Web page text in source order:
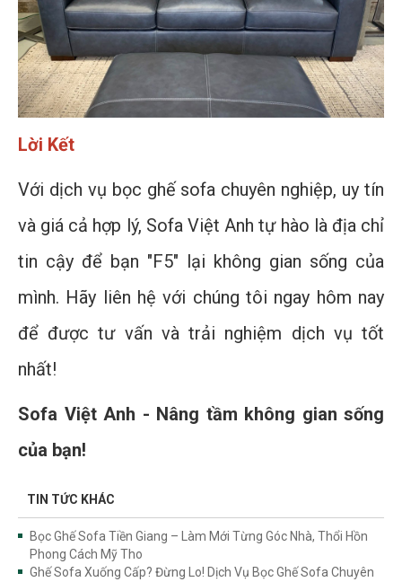
Lời Kết
Với dịch vụ bọc ghế sofa chuyên nghiệp, uy tín
và giá cả hợp lý, Sofa Việt Anh tự hào là địa chỉ
tin cậy để bạn "F5" lại không gian sống của
mình. Hãy liên hệ với chúng tôi ngay hôm nay
để được tư vấn và trải nghiệm dịch vụ tốt
nhất!
Sofa Việt Anh - Nâng tầm không gian sống
của bạn!
TIN TỨC KHÁC
Bọc Ghế Sofa Tiền Giang – Làm Mới Từng Góc Nhà, Thổi Hồn
Phong Cách Mỹ Tho
Ghế Sofa Xuống Cấp? Đừng Lo! Dịch Vụ Bọc Ghế Sofa Chuyên